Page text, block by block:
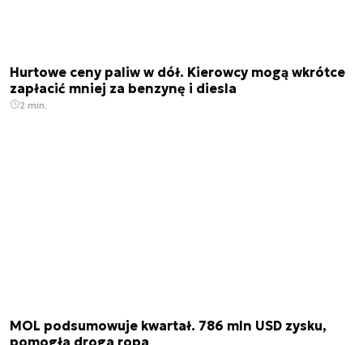
Hurtowe ceny paliw w dół. Kierowcy mogą wkrótce
zapłacić mniej za benzynę i diesla
2 min.
MOL podsumowuje kwartał. 786 mln USD zysku,
pomogła droga ropa